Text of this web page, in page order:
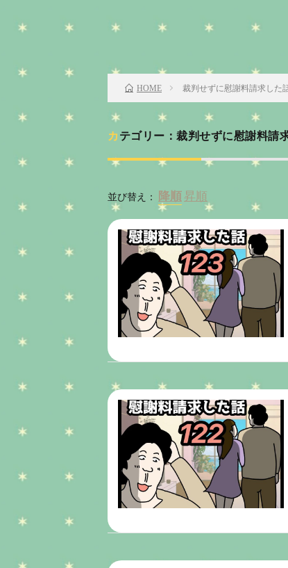
HOME 裁判せずに慰謝料請求した
カテゴリー：裁判せずに慰謝料請
並び替え：